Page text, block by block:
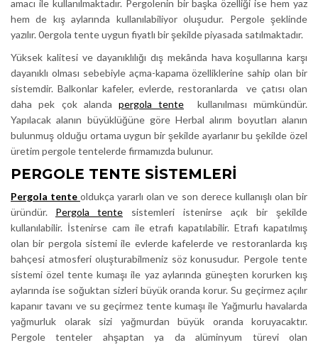
amacı ile kullanılmaktadır. Pergolenin bir başka özelliği ise hem yaz
hem de kış aylarında kullanılabiliyor oluşudur. Pergole şeklinde
yazılır. 0ergola tente uygun fiyatlı bir şekilde piyasada satılmaktadır.
Yüksek kalitesi ve dayanıklılığı dış mekânda hava koşullarına karşı
dayanıklı olması sebebiyle açma-kapama özelliklerine sahip olan bir
sistemdir. Balkonlar kafeler, evlerde, restoranlarda ve çatısı olan
daha pek çok alanda pergola tente kullanılması mümkündür.
Yapılacak alanın büyüklüğüne göre Herbal alırım boyutları alanın
bulunmuş olduğu ortama uygun bir şekilde ayarlanır bu şekilde özel
üretim pergole tentelerde firmamızda bulunur.
PERGOLE TENTE SISTEMLERI
Pergola tente oldukça yararlı olan ve son derece kullanışlı olan bir
üründür. Pergola tente sistemleri istenirse açık bir şekilde
kullanılabilir. İstenirse cam ile etrafı kapatılabilir. Etrafı kapatılmış
olan bir pergola sistemi ile evlerde kafelerde ve restoranlarda kış
bahçesi atmosferi oluşturabilmeniz söz konusudur. Pergole tente
sistemi özel tente kumaşı ile yaz aylarında güneşten korurken kış
aylarında ise soğuktan sizleri büyük oranda korur. Su geçirmez açılır
kapanır tavanı ve su geçirmez tente kumaşı ile Yağmurlu havalarda
yağmurluk olarak sizi yağmurdan büyük oranda koruyacaktır.
Pergole tenteler ahşaptan ya da alüminyum türevi olan